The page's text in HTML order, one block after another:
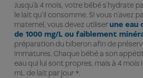
Jusqu’à 4 mois, votre bébé s'hydrate
le lait qu'il consomme. Si vous n’avez
maternel, vous devez utiliser une eau
de 1000 mg/L ou faiblement
préparation du biberon afin de
immatures. Chaque bébé a son
eau qui lui sont propres, mais à 4 mois
mL de lait par jour *.